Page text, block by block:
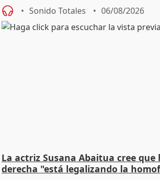
Sonido Totales 06/08/2026
La actriz Susana Abaitua cree que
derecha "está legalizando la